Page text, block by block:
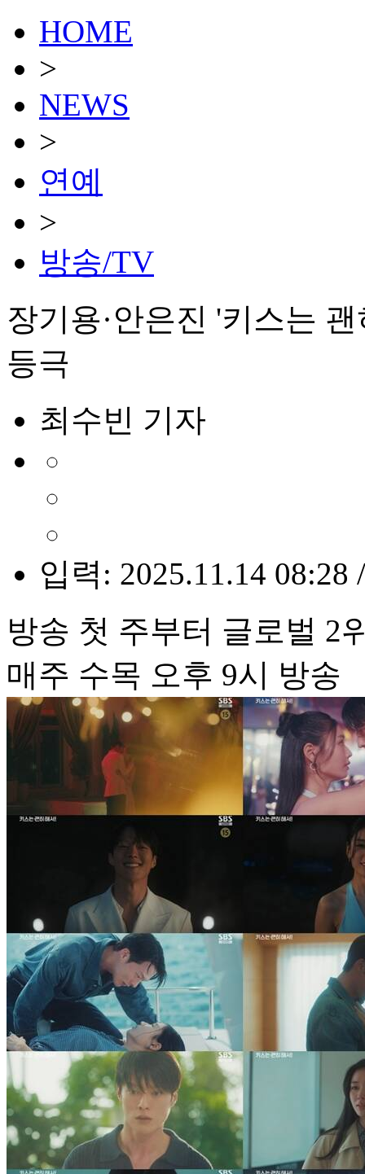
HOME
>
NEWS
>
연예
>
방송/TV
장기용·안은진 '키스는
등극
최수빈 기자
입력: 2025.11.14 08:28
방송 첫 주부터 글로벌 2
매주 수목 오후 9시 방송